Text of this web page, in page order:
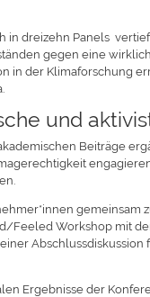
in dreizehn Panels
gegen eine
in der Klimaforschung
und
Beiträge
gemeinsam
Workshop mit
Ergebnisse der